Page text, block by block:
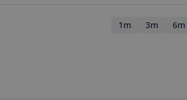
1m 3m 6m